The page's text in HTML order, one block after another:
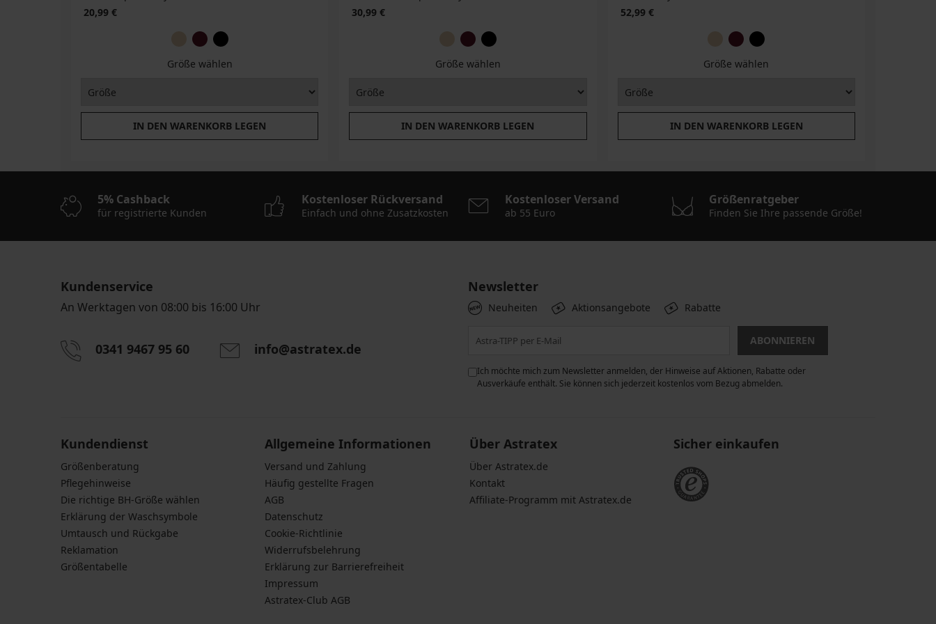
20,99 €
Größe wählen
IN DEN WARENKORB LEGEN
30,99 €
Größe wählen
IN DEN WARENKORB LEGEN
52,99 €
Größe wählen
IN DEN WARENKORB LEGEN
5% Cashback
für registrierte Kunden
Kostenloser Rückversand
Einfach und ohne Zusatzkosten
Kostenloser Versand
ab 55 Euro
Größenratgeber
Finden Sie Ihre passende Größe!
Kundenservice
An Werktagen von 08:00 bis 16:00 Uhr
0341 9467 95 60 info@astratex.de
Newsletter
Neuheiten Aktionsangebote Rabatte
ABONNIEREN
Ich möchte mich zum Newsletter anmelden, der Hinweise auf Aktionen, Rabatte oder
Ausverkäufe enthält. Sie können sich jederzeit kostenlos vom Bezug abmelden.
Kundendienst
Größenberatung
Pflegehinweise
Die richtige BH-Größe wählen
Erklärung der Waschsymbole
Umtausch und Rückgabe
Reklamation
Größentabelle
Allgemeine Informationen
Versand und Zahlung
Häufig gestellte Fragen
AGB
Datenschutz
Cookie-Richtlinie
Widerrufsbelehrung
Erklärung zur Barrierefreiheit
Impressum
Astratex-Club AGB
Über Astratex
Über Astratex.de
Kontakt
Affiliate-Programm mit Astratex.de
Sicher einkaufen